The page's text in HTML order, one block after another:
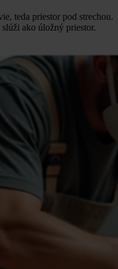
teda priestor pod strechou.
ako úložný priestor.